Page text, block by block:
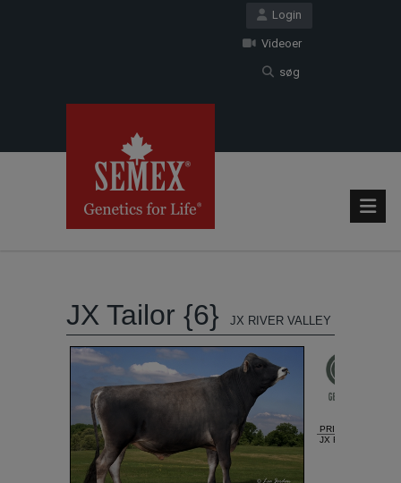
Login
Videoer
søg